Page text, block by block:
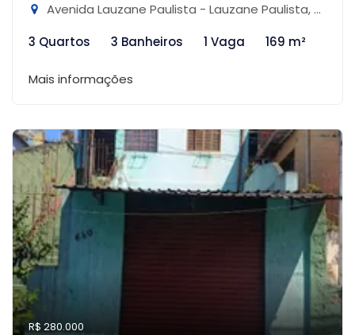
Avenida Lauzane Paulista - Lauzane Paulista, São Paulo-SP
3 Quartos
3 Banheiros 1 Vaga 169 m²
Mais informações
R$ 280.000